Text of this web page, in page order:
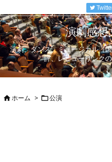
演劇感
演劇、ダンス、ミュージカル（
評、レビューリンク
ホーム > 公演